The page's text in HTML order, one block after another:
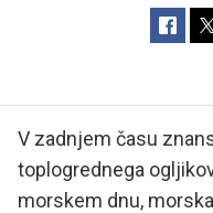
V zadnjem času
toplogrednega
morskem dnu,